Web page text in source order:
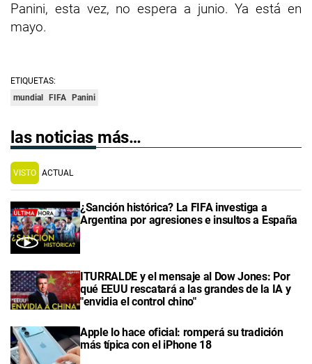
Panini, esta vez, no espera a junio. Ya está en
mayo.
ETIQUETAS:
mundial
FIFA Panini
las noticias más…
VISTO ACTUAL
¿Sanción histórica? La FIFA investiga a
Argentina por agresiones e insultos a España
ITURRALDE y el mensaje al Dow Jones: Por
qué EEUU rescatará a las grandes de la IA y
"envidia el control chino"
Apple lo hace oficial: romperá su tradición
más típica con el iPhone 18